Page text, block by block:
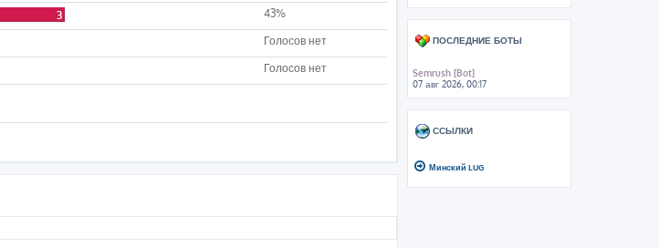
3
43%
Голосов нет
Голосов нет
ПОСЛЕДНИЕ БОТЫ
Semrush [Bot]
07 авг 2026, 00:17
ССЫЛКИ
Минский LUG